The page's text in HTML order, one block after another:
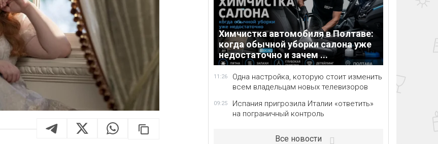
Химчистка автомобиля в Полтаве:
когда обычной уборки салона уже
недостаточно и зачем ...
11:26
Одна настройка, которую стоит изменить
всем владельцам новых телевизоров
09:25
Испания пригрозила Италии «ответить»
на пограничный контроль
Все новости